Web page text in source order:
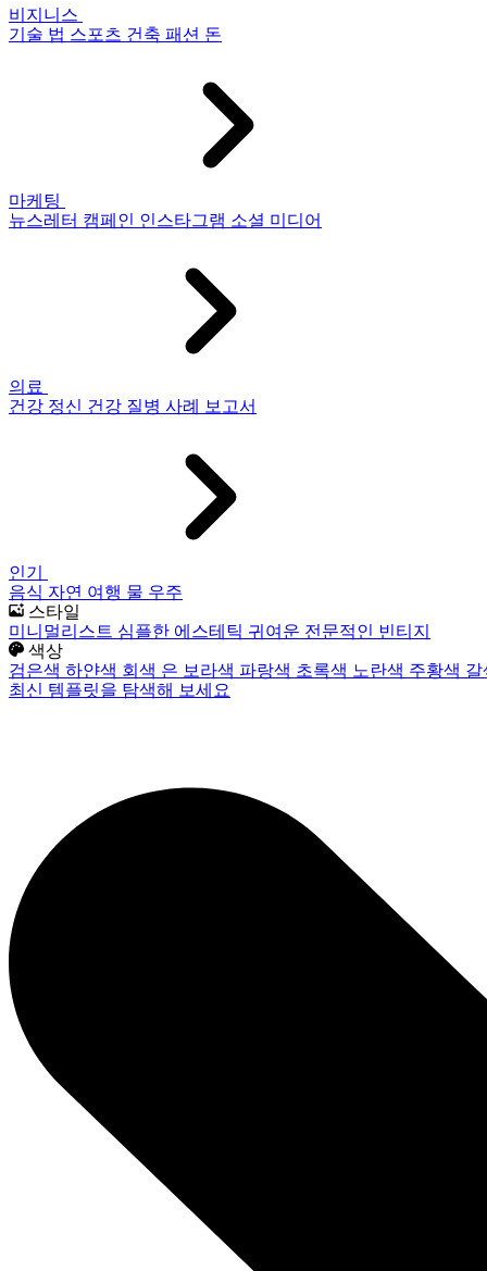
비지니스
기술 법 스포츠 건축 패션 돈
마케팅
뉴스레터 캠페인 인스타그램 소셜 미디어
의료
건강 정신 건강 질병 사례 보고서
인기
음식 자연 여행 물 우주
스타일
미니멀리스트 심플한 에스테틱 귀여운 전문적인 빈티지
색상
검은색 하얀색 회색 은 보라색 파랑색 초록색 노란색 주황색
최신 템플릿을 탐색해 보세요